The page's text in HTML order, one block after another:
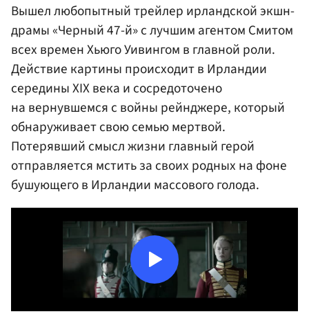
Вышел любопытный трейлер ирландской экшн-
драмы «Черный 47-й» с лучшим агентом Смитом
всех времен Хьюго Уивингом в главной роли.
Действие картины происходит в Ирландии
середины XIX века и сосредоточено
на вернувшемся с войны рейнджере, который
обнаруживает свою семью мертвой.
Потерявший смысл жизни главный герой
отправляется мстить за своих родных на фоне
бушующего в Ирландии массового голода.